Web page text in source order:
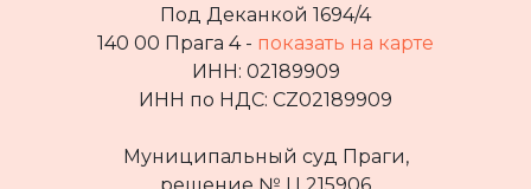
Под Деканкой 1694/4
140 00 Прага 4 - показать на карте
ИНН: 02189909
ИНН по НДС: CZ02189909
Муниципальный суд Праги,